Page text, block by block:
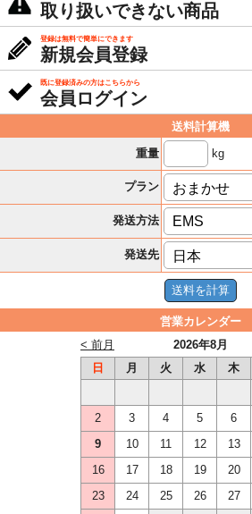
取り扱いできない商品
登録は無料で簡単にできます
新規会員登録
既に登録済みの方はこちらから
会員ログイン
送料計算機
重量
kg
プラン
発送方法
発送先
営業カレンダー
2026年8月
< 前月
日
月 火 水 木
2
3 4 5 6
9
10 11 12 13
16
17 18 19 20
23
24 25 26 27